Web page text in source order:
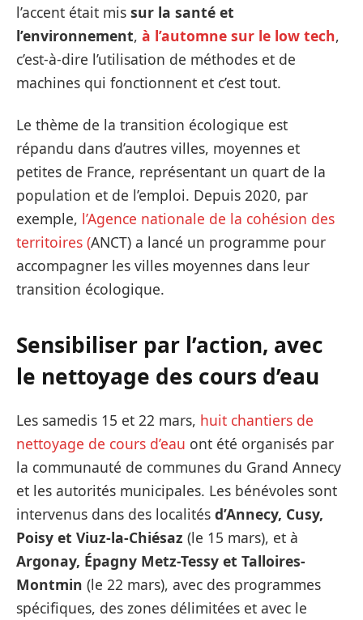
l’accent était mis sur la santé et
l’environnement, à l’automne sur le low tech,
c’est-à-dire l’utilisation de méthodes et de
machines qui fonctionnent et c’est tout.
Le thème de la transition écologique est
répandu dans d’autres villes, moyennes et
petites de France, représentant un quart de la
population et de l’emploi. Depuis 2020, par
exemple, l’Agence nationale de la cohésion des
territoires (ANCT) a lancé un programme pour
accompagner les villes moyennes dans leur
transition écologique.
Sensibiliser par l’action, avec
le nettoyage des cours d’eau
Les samedis 15 et 22 mars, huit chantiers de
nettoyage de cours d’eau ont été organisés par
la communauté de communes du Grand Annecy
et les autorités municipales. Les bénévoles sont
intervenus dans des localités d’Annecy, Cusy,
Poisy et Viuz-la-Chiésaz (le 15 mars), et à
Argonay, Épagny Metz-Tessy et Talloires-
Montmin (le 22 mars), avec des programmes
spécifiques, des zones délimitées et avec le